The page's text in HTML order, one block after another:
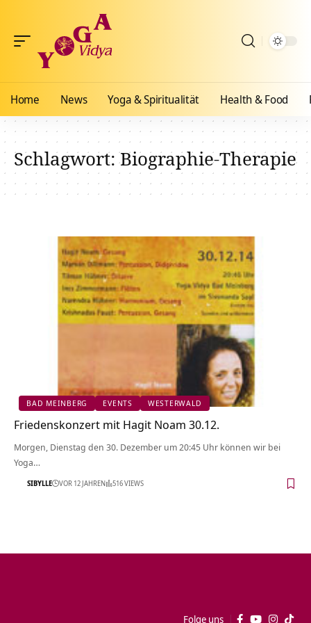
Home News Yoga & Spiritualität Health & Food
Schlagwort:Biographie-Therapie
BAD MEINBERG EVENTS WESTERWALD
Friedenskonzert mit Hagit Noam 30.12.
Morgen, Dienstag den 30. Dezember um 20:45 Uhr können wir bei
Yoga…
SIBYLLE VOR 12 JAHREN 516 VIEWS
Folge uns